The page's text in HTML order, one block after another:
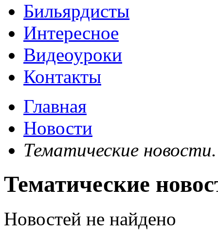
Бильярдисты
Интересное
Видеоуроки
Контакты
Главная
Новости
Тематические
Тематические
Новостей не найдено